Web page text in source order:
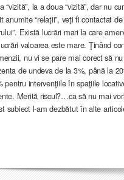
la a doua “vizită”, dar nu
“relaţii”, veţi fi contactat
Există lucrări mari la care
valoarea este mare. Ţinând
nu vi se pare mai corect să
de undeva de la 3%, până la
intervenţiile în spaţiile
Merită riscul?…ca să nu mai
subiect l-am dezbătut în alte